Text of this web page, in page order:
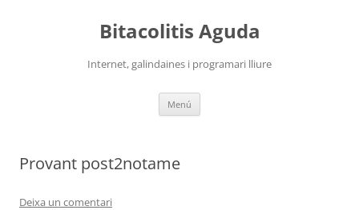
Bitacolitis Aguda
Internet, galindaines i programari lliure
Menú
Provant post2notame
Deixa un comentari